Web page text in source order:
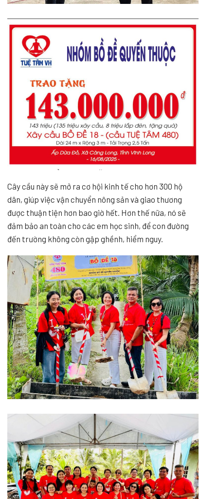
Cây cầu này sẽ mở ra cơ hội kinh tế cho hơn 300 hộ
dân, giúp việc vận chuyển nông sản và giao thương
được thuận tiện hơn bao giờ hết. Hơn thế nữa, nó sẽ
đảm bảo an toàn cho các em học sinh, để con đường
đến trường không còn gập ghềnh, hiểm nguy.